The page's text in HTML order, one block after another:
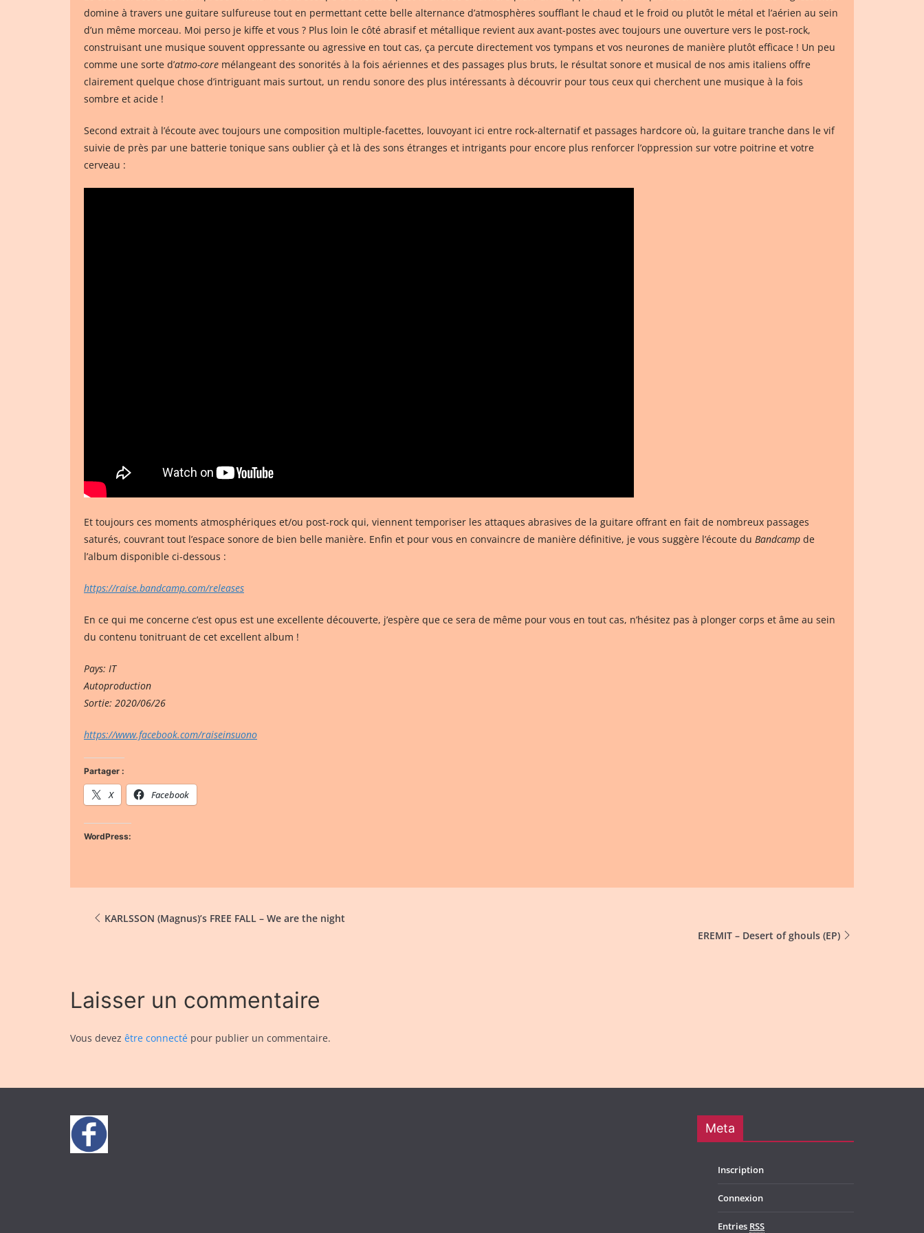
domine à travers une guitare sulfureuse tout en permettant cette belle alternance d’atmosphères soufflant le chaud et le froid ou plutôt le métal et l’aérien au sein
d’un même morceau. Moi perso je kiffe et vous ? Plus loin le côté abrasif et métallique revient aux avant-postes avec toujours une ouverture vers le post-rock,
construisant une musique souvent oppressante ou agressive en tout cas, ça percute directement vos tympans et vos neurones de manière plutôt efficace ! Un peu
comme une sorte d’atmo-core mélangeant des sonorités à la fois aériennes et des passages plus bruts, le résultat sonore et musical de nos amis italiens offre
clairement quelque chose d’intriguant mais surtout, un rendu sonore des plus intéressants à découvrir pour tous ceux qui cherchent une musique à la fois
sombre et acide !
Second extrait à l’écoute avec toujours une composition multiple-facettes, louvoyant ici entre rock-alternatif et passages hardcore où, la guitare tranche dans le vif
suivie de près par une batterie tonique sans oublier çà et là des sons étranges et intrigants pour encore plus renforcer l’oppression sur votre poitrine et votre
cerveau :
Et toujours ces moments atmosphériques et/ou post-rock qui, viennent temporiser les attaques abrasives de la guitare offrant en fait de nombreux passages
saturés, couvrant tout l’espace sonore de bien belle manière. Enfin et pour vous en convaincre de manière définitive, je vous suggère l’écoute du Bandcamp de
l’album disponible ci-dessous :
https://raise.bandcamp.com/releases
En ce qui me concerne c’est opus est une excellente découverte, j’espère que ce sera de même pour vous en tout cas, n’hésitez pas à plonger corps et âme au sein
du contenu tonitruant de cet excellent album !
Pays: IT
Autoproduction
Sortie: 2020/06/26
https://www.facebook.com/raiseinsuono
Partager :
X Facebook
WordPress:
KARLSSON (Magnus)’s FREE FALL – We are the night
EREMIT – Desert of ghouls (EP)
Laisser un commentaire
Vous devez être connecté pour publier un commentaire.
Meta
Inscription
Connexion
Entries RSS